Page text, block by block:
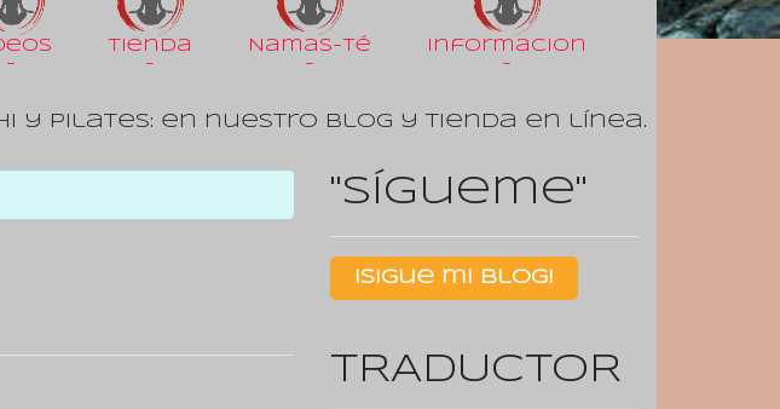
-
Tienda
-
Namas-Té
-
Informacion
-
y pilates: en nuestro Blog y tienda en línea.
"Sígueme"
¡Sigue mi Blog!
TRADUCTOR